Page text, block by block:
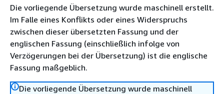
Die vorliegende Übersetzung wurde maschinell erstellt.
Im Falle eines Konflikts oder eines Widerspruchs
zwischen dieser übersetzten Fassung und der
englischen Fassung (einschließlich infolge von
Verzögerungen bei der Übersetzung) ist die englische
Fassung maßgeblich.
Die vorliegende Übersetzung wurde maschinell